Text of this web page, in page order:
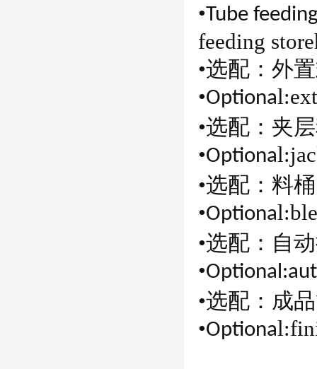
•Tube
feeding s
•选配：外
•Optional:
•选配：夹
•Optional:
•选配：料
•Optional:
•选配：自
•
•选配：成
•Optional: